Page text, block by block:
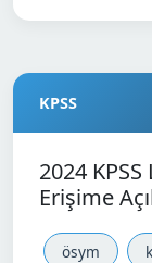
KPSS
2024
Erişime
ösym